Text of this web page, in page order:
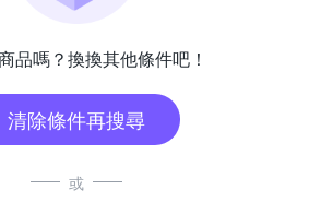
品嗎？換換其他條件吧！
清除條件再搜尋
或